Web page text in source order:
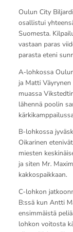
Oulun City
osallistui
Suomesta.
vastaan paras
parasta eteni
A-lohkossa
ja Matti
muassa
lähennä poolin
B-lohkossa
Oikarinen
miesten
ja siten Mr.
kakkospaikkaan.
C-lohkon
B:ssä kun Antti
ensimmäistä
lohkon voitosta